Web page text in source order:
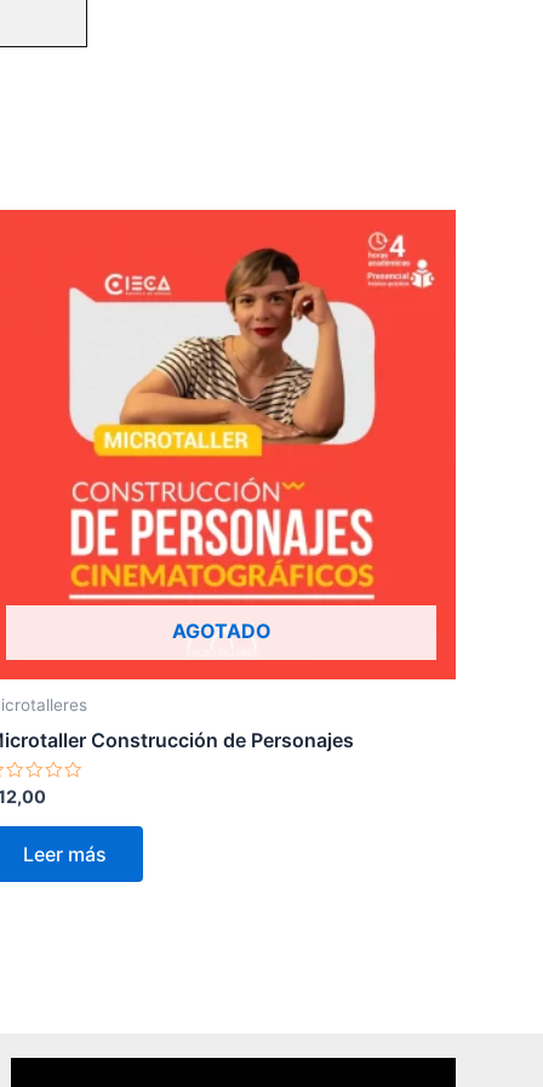
AGOTADO
Construcción de Personajes
Leer más